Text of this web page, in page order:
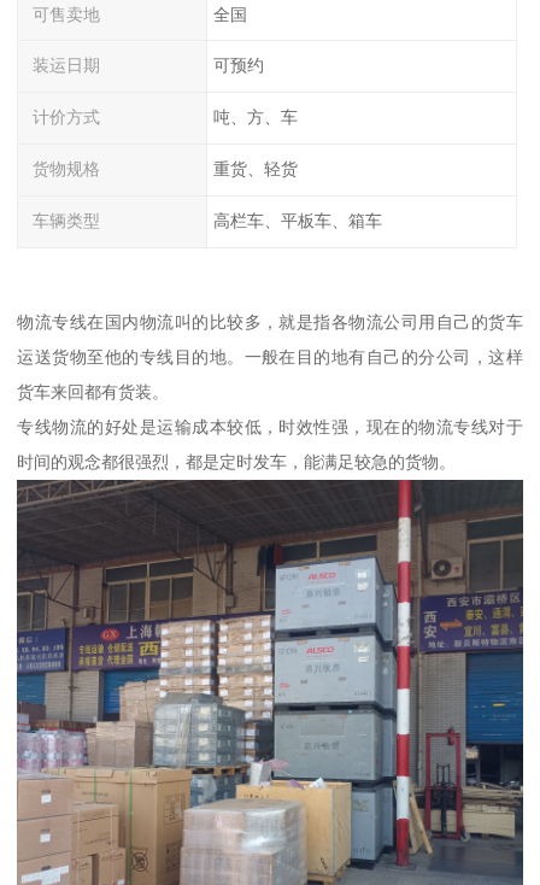
可售卖地 全国
装运日期 可预约
计价方式 吨、方、车
货物规格 重货、轻货
车辆类型 高栏车、平板车、箱车
物流专线在国内物流叫的比较多，就是指各物流公司用自己的货车
运送货物至他的专线目的地。一般在目的地有自己的分公司，这样
货车来回都有货装。
专线物流的好处是运输成本较低，时效性强，现在的物流专线对于
时间的观念都很强烈，都是定时发车，能满足较急的货物。